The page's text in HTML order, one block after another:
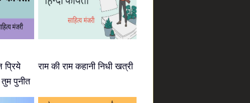
पुनीत
राम की राम कहानी निधी खत्री